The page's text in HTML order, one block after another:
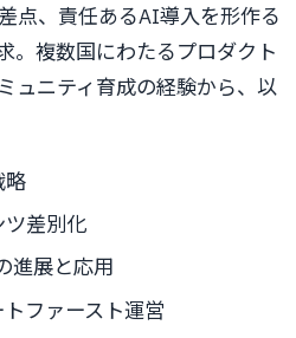
点、責任あるAI導入を形作る
。複数国にわたるプロダクト
ュニティ育成の経験から、以
略
差別化
進展と応用
ファースト運営